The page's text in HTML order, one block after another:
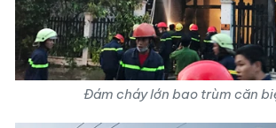
Đám cháy lớn bao trùm căn